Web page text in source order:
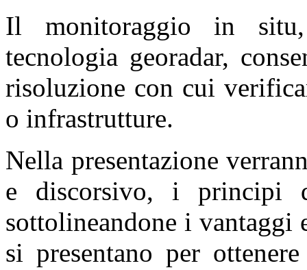
Il monitoraggio in
tecnologia georadar,
risoluzione con cui
o infrastrutture.
Nella presentazione
e discorsivo, i principi
sottolineandone i vantaggi
si presentano per